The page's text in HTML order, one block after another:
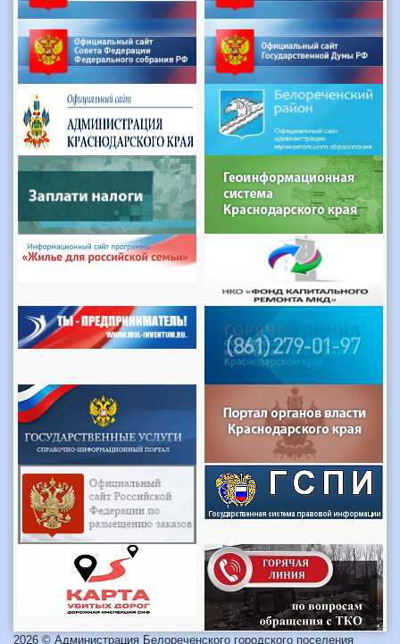
2026 © Администрация Белореченского городского поселения